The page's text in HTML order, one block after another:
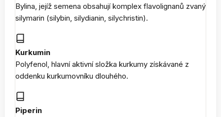
Bylina, jejíž semena obsahují komplex flavolignanů zvaný
silymarin (silybin, silydianin, silychristin).
Kurkumin
Polyfenol, hlavní aktivní složka kurkumy získávané z
oddenku kurkumovníku dlouhého.
Piperin